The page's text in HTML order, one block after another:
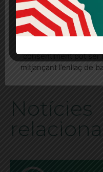
ETIQUETES
Notícies
Quan l’usuari crea
seu consentiment
consentiment pot ser
mitjançant l’enllaç de